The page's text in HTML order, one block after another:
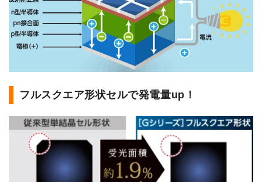
フルスクエア形状セルで発電量up！